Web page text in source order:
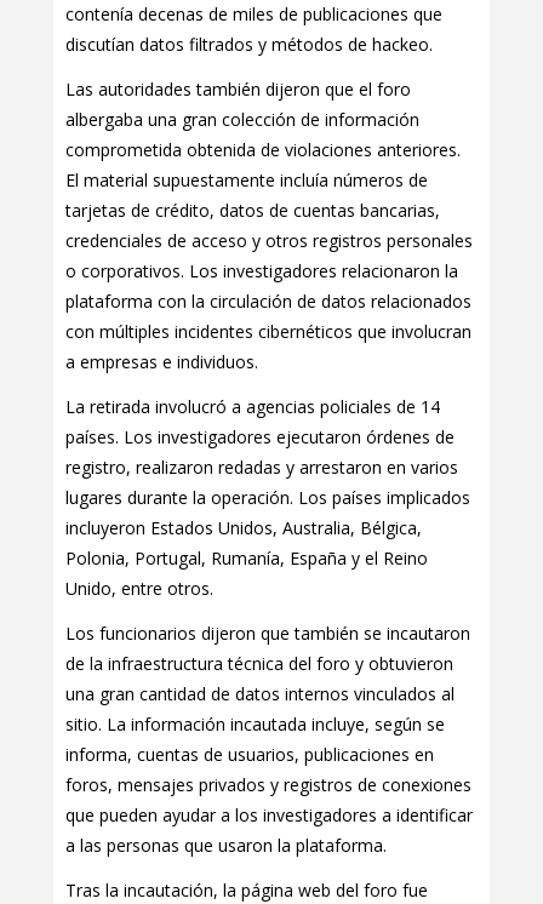
contenía decenas de miles de publicaciones que
discutían datos filtrados y métodos de hackeo.
Las autoridades también dijeron que el foro
albergaba una gran colección de información
comprometida obtenida de violaciones anteriores.
El material supuestamente incluía números de
tarjetas de crédito, datos de cuentas bancarias,
credenciales de acceso y otros registros personales
o corporativos. Los investigadores relacionaron la
plataforma con la circulación de datos relacionados
con múltiples incidentes cibernéticos que involucran
a empresas e individuos.
La retirada involucró a agencias policiales de 14
países. Los investigadores ejecutaron órdenes de
registro, realizaron redadas y arrestaron en varios
lugares durante la operación. Los países implicados
incluyeron Estados Unidos, Australia, Bélgica,
Polonia, Portugal, Rumanía, España y el Reino
Unido, entre otros.
Los funcionarios dijeron que también se incautaron
de la infraestructura técnica del foro y obtuvieron
una gran cantidad de datos internos vinculados al
sitio. La información incautada incluye, según se
informa, cuentas de usuarios, publicaciones en
foros, mensajes privados y registros de conexiones
que pueden ayudar a los investigadores a identificar
a las personas que usaron la plataforma.
Tras la incautación, la página web del foro fue